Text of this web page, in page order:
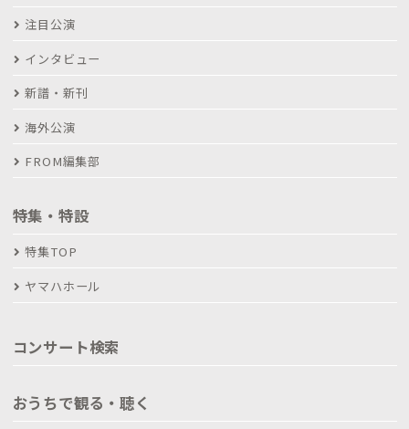
注目公演
インタビュー
新譜・新刊
海外公演
FROM編集部
特集・特設
特集TOP
ヤマハホール
コンサート検索
おうちで観る・聴く